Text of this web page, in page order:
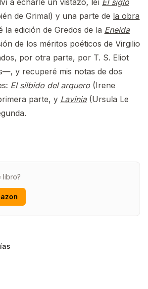
de Grimal) y una parte de la obra
la edición de Gredos de la Eneida
de los méritos poéticos de Virgilio
por otra parte, por T. S. Eliot
y recuperé mis notas de dos
El silbido del arquero (Irene
parte, y Lavinia(Ursula Le
libro?